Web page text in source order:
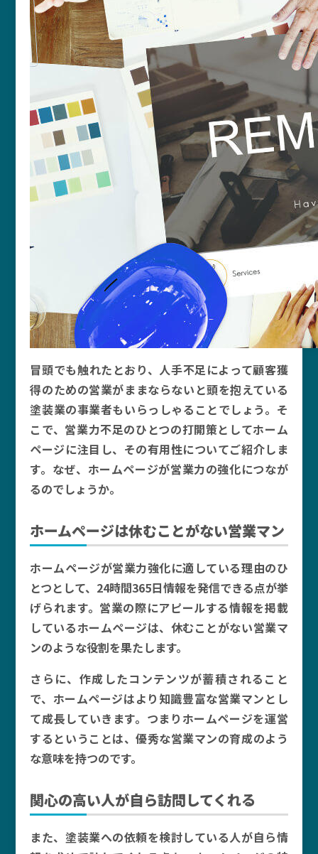
冒頭でも触れたとおり、人手不足によって顧客獲
得のための営業がままならないと頭を抱えている
塗装業の事業者もいらっしゃることでしょう。そ
こで、営業力不足のひとつの打開策としてホーム
ページに注目し、その有用性についてご紹介しま
す。なぜ、ホームページが営業力の強化につなが
るのでしょうか。
ホームページは休むことがない営業マン
ホームページが営業力強化に適している理由のひ
とつとして、24時間365日情報を発信できる点が挙
げられます。営業の際にアピールする情報を掲載
しているホームページは、休むことがない営業マ
ンのような役割を果たします。
さらに、作成したコンテンツが蓄積されること
で、ホームページはより知識豊富な営業マンとし
て成長していきます。つまりホームページを運営
するということは、優秀な営業マンの育成のよう
な意味を持つのです。
関心の高い人が自ら訪問してくれる
また、塗装業への依頼を検討している人が自ら情